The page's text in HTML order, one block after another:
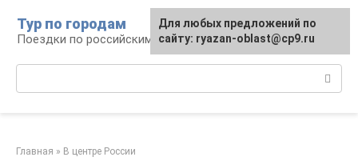
контенту
Тур по городам
Поездки по российским городам
Главная » В центре России
Для любых предложений по
сайту: ryazan-oblast@cp9.ru